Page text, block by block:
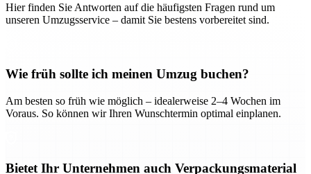
Hier finden Sie Antworten auf die häufigsten Fragen rund um
unseren Umzugsservice – damit Sie bestens vorbereitet sind.
Wie früh sollte ich meinen Umzug buchen?
Am besten so früh wie möglich – idealerweise 2–4 Wochen im
Voraus. So können wir Ihren Wunschtermin optimal einplanen.
Bietet Ihr Unternehmen auch Verpackungsmaterial